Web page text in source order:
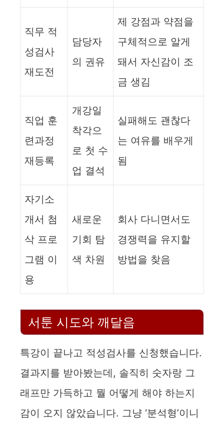
직무 적
성검사
재도전
담당자
의 권유
제 강점과 약점을
구체적으로 알게
돼서 자신감이 조
금 생김
직업 훈
련과정
재등록
개강일
착각으
로 첫 수
업 결석
실패해도 괜찮다
는 여유를 배우게
됨
자기소
개서 첨
삭 프로
그램 이
용
새로운
기회 탐
색 차원
회사 다니면서도
경쟁력을 유지할
방법을 찾음
서툰 시도와 깨달음
특강이 끝나고 적성검사를 신청했습니다.
결과지를 받아봤는데, 솔직히 숫자랑 그
래프만 가득하고 뭘 어떻게 해야 하는지
감이 오지 않았습니다. 그냥 ‘분석형’이니